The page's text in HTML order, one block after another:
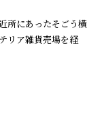
所にあったそごう横
リア雑貨売場を経